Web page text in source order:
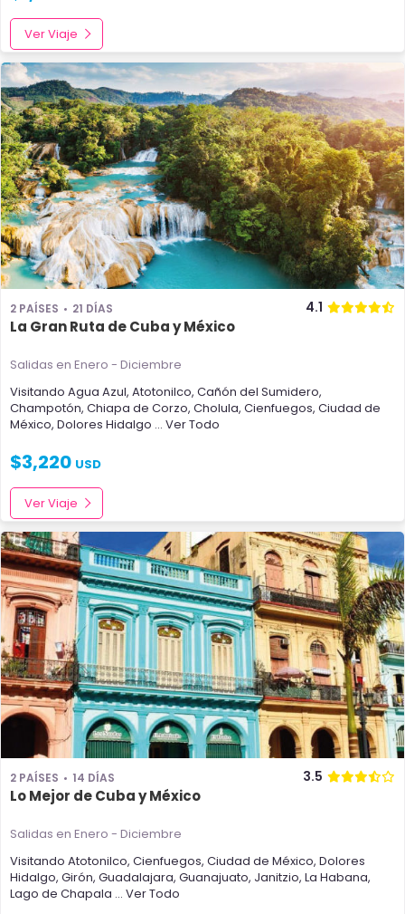
Ver Viaje
2 PAÍSES 21 DÍAS 4.1
La Gran Ruta de Cuba y México
Salidas en Enero - Diciembre
Visitando Agua Azul, Atotonilco, Cañón del Sumidero,
Champotón, Chiapa de Corzo, Cholula, Cienfuegos, Ciudad de
México, Dolores Hidalgo ... Ver Todo
$3,220 USD
Ver Viaje
2 PAÍSES 14 DÍAS 3.5
Lo Mejor de Cuba y México
Salidas en Enero - Diciembre
Visitando Atotonilco, Cienfuegos, Ciudad de México, Dolores
Hidalgo, Girón, Guadalajara, Guanajuato, Janitzio, La Habana,
Lago de Chapala ... Ver Todo